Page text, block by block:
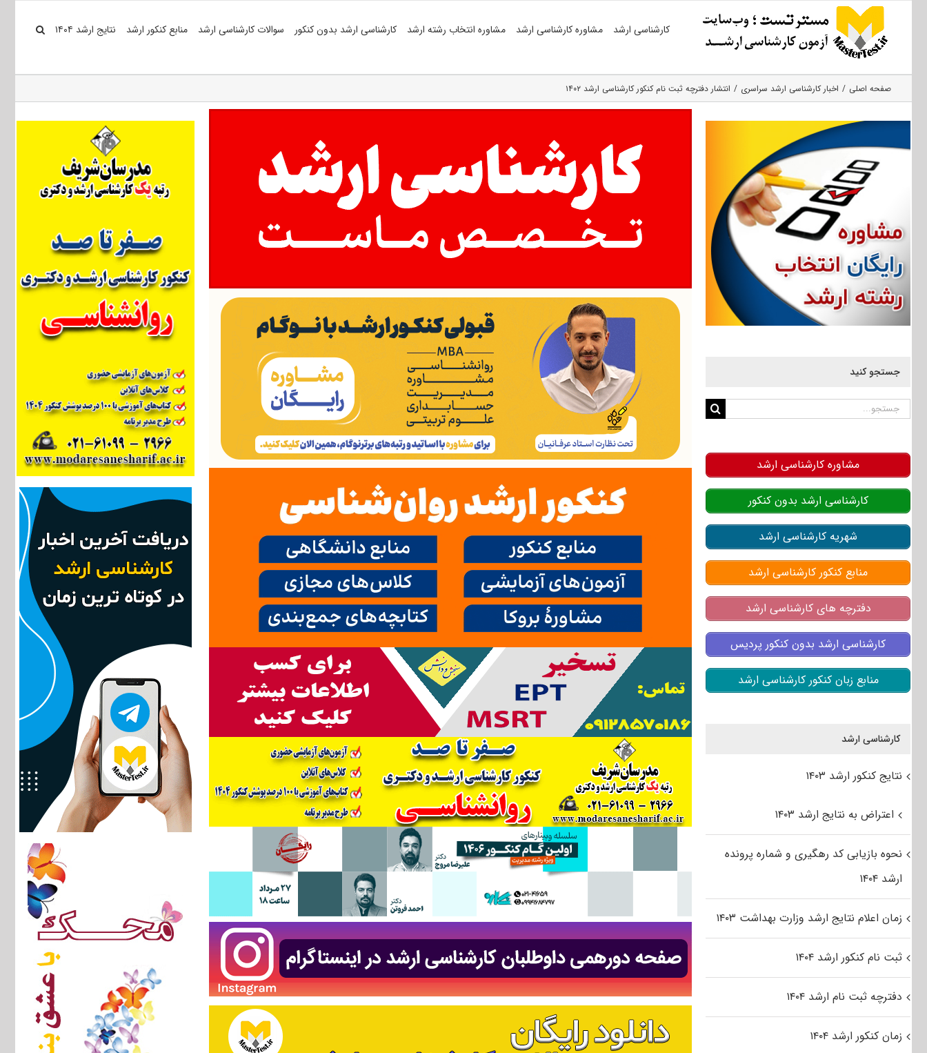
کارشناسی ارشد مشاوره کارشناسی ارشد مشاوره انتخاب رشته ارشد کارشناسی ارشد بدون کنکور سوالات کارشناسی ارشد منابع کنکور ارشد نتایج ارشد ۱۴۰۴
صفحه اصلی اخبار کارشناسی ارشد سراسری انتشار دفترچه ثبت نام کنکور کارشناسی ارشد ۱۴۰۲
جستجو کنید
جستجو
مشاوره کارشناسی ارشد
کارشناسی ارشد بدون کنکور
شهریه کارشناسی ارشد
منابع کنکور کارشناسی ارشد
دفترچه های کارشناسی ارشد
کارشناسی ارشد بدون کنکور پردیس
منابع زبان کنکور کارشناسی ارشد
کارشناسی ارشد
نتایج کنکور ارشد ۱۴۰۳
اعتراض به نتایج ارشد ۱۴۰۳
نحوه بازیابی کد رهگیری و شماره پرونده
ارشد ۱۴۰۴
زمان اعلام نتایج ارشد وزارت بهداشت ۱۴۰۳
ثبت نام کنکور ارشد ۱۴۰۴
دفترچه ثبت نام ارشد ۱۴۰۴
زمان کنکور ارشد ۱۴۰۴